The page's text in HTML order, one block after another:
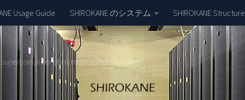
Usage Guide SHIROKANE のシステム SHIROKANE Structure
supercomputer at Human Genome Center